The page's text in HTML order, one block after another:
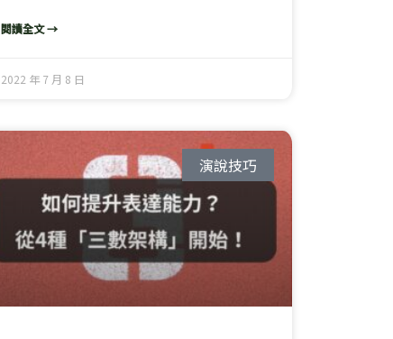
閱讀全文 →
2022 年 7 月 8 日
演說技巧